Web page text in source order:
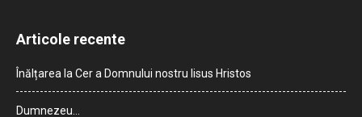
Articole recente
Înălțarea la Cer a Domnului nostru Iisus Hristos
Dumnezeu…